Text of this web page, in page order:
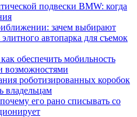
подвески BMW: когда
зачем выбирают
автопарка для съемок
обеспечить мобильность
возможностями
роботизированных коробок
владельцам
его рано списывать со